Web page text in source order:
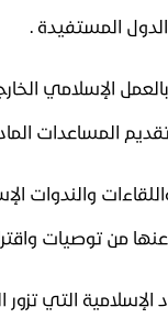
المستفيدة .
الإسلامي
المساعدات
والندوات
من توصيات
الإسلامية التي